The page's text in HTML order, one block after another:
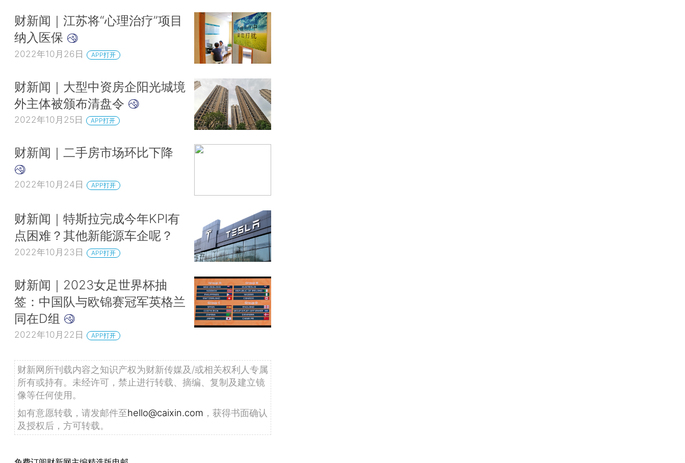
财新闻｜江苏将“心理治疗”项目
纳入医保
2022年10月26日 APP打开
财新闻｜大型中资房企阳光城境
外主体被颁布清盘令
2022年10月25日 APP打开
财新闻｜二手房市场环比下降
2022年10月24日 APP打开
财新闻｜特斯拉完成今年KPI有
点困难？其他新能源车企呢？
2022年10月23日 APP打开
财新闻｜2023女足世界杯抽
签：中国队与欧锦赛冠军英格兰
同在D组
2022年10月22日 APP打开
财新网所刊载内容之知识产权为财新传媒及/或相关权利人专属
所有或持有。未经许可，禁止进行转载、摘编、复制及建立镜
像等任何使用。
如有意愿转载，请发邮件至hello@caixin.com ，获得书面确认
及授权后，方可转载。